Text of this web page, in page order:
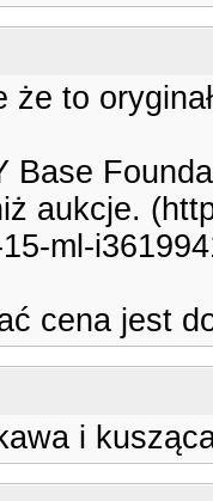
że to
Base
aukcje.
ml-
cena jest
i